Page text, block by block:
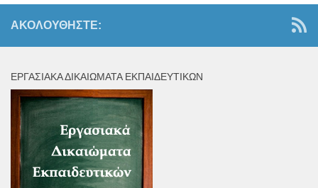
ΑΚΟΛΟΥΘΉΣΤΕ:
ΕΡΓΑΣΙΑΚΆ ΔΙΚΑΙΏΜΑΤΑ ΕΚΠΑΙΔΕΥΤΙΚΏΝ